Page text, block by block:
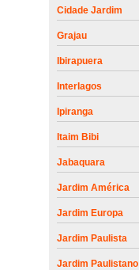
Cidade Jardim
Grajau
Ibirapuera
Interlagos
Ipiranga
Itaim Bibi
Jabaquara
Jardim América
Jardim Europa
Jardim Paulista
Jardim Paulistano